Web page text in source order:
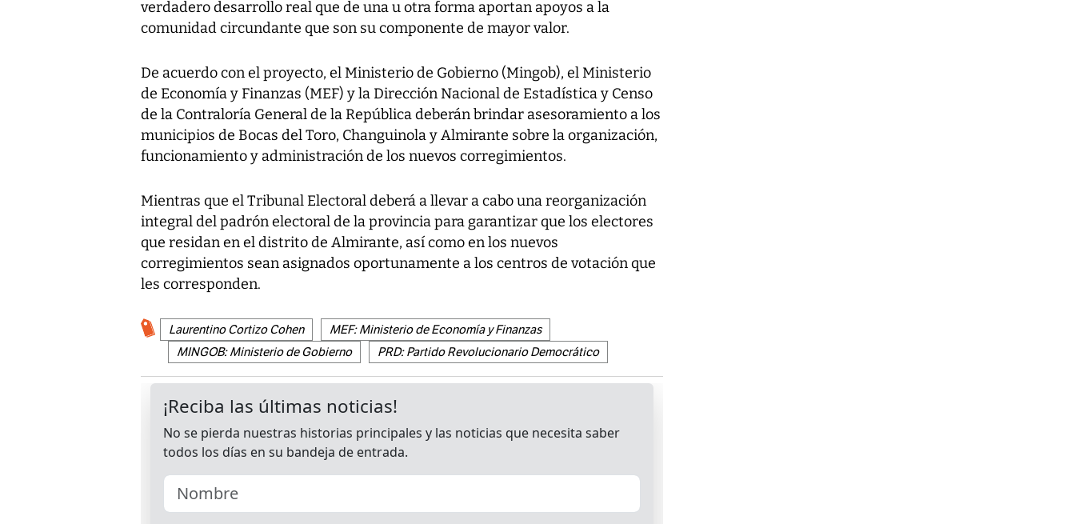
verdadero desarrollo real que de una u otra forma aportan apoyos a la
comunidad circundante que son su componente de mayor valor.
De acuerdo con el proyecto, el Ministerio de Gobierno (Mingob), el Ministerio
de Economía y Finanzas (MEF) y la Dirección Nacional de Estadística y Censo
de la Contraloría General de la República deberán brindar asesoramiento a los
municipios de Bocas del Toro, Changuinola y Almirante sobre la organización,
funcionamiento y administración de los nuevos corregimientos.
Mientras que el Tribunal Electoral deberá a llevar a cabo una reorganización
integral del padrón electoral de la provincia para garantizar que los electores
que residan en el distrito de Almirante, así como en los nuevos
corregimientos sean asignados oportunamente a los centros de votación que
les corresponden.
Laurentino Cortizo Cohen
MEF: Ministerio de Economía y Finanzas
MINGOB: Ministerio de Gobierno
PRD: Partido Revolucionario Democrático